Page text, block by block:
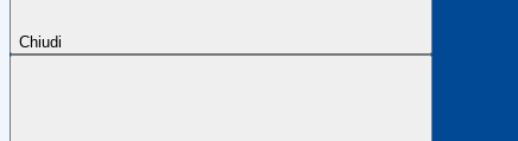
Chiudi